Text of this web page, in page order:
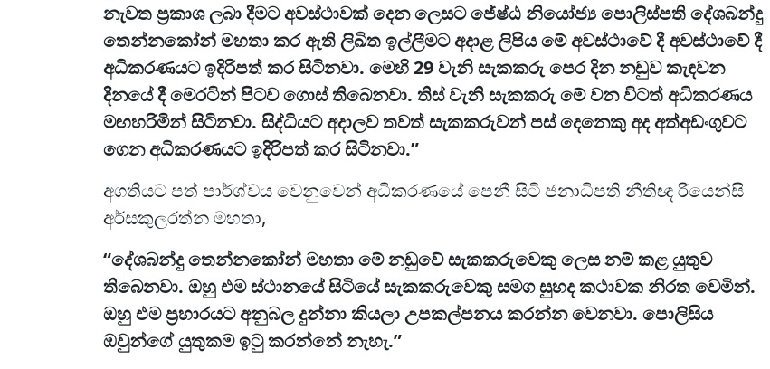
නැවත ප්‍රකාශ ලබා දීමට අවස්ථාවක් දෙන ලෙසට ජේෂ්ඨ නියෝජ්‍ය පොලිස්පති දේශබන්දු
තෙන්නකෝන් මහතා කර ඇති ලිඛිත ඉල්ලීමට අදාළ ලිපිය මේ අවස්ථාවේ දී අවස්ථාවේ දී
අධිකරණයට ඉදිරිපත් කර සිටිනවා. මෙහි 29 වැනි සැකකරු පෙර දින නඩුව කැඳවන
දිනයේ දී මෙරටින් පිටව ගොස් තිබෙනවා. තිස් වැනි සැකකරු මේ වන විටත් අධිකරණය
මඟහරිමින් සිටිනවා. සිද්ධියට අදාලව තවත් සැකකරුවන් පස් දෙනෙකු අද අත්අඩංගුවට
ගෙන අධිකරණයට ඉදිරිපත් කර සිටිනවා.”
අගතියට පත් පාර්ශ්වය වෙනුවෙන් අධිකරණයේ පෙනී සිටි ජනාධිපති නීතිඥ රියෙන්සි
අර්සකුලරත්න මහතා,
“දේශබන්දු තෙන්නකෝන් මහතා මේ නඩුවේ සැකකරුවෙකු ලෙස නම් කළ යුතුව
තිබෙනවා. ඔහු එම ස්ථානයේ සිටියේ සැකකරුවෙකු සමග සුහද කථාවක නිරත වෙමින්.
ඔහු එම ප්‍රහාරයට අනුබල දුන්නා කියලා උපකල්පනය කරන්න වෙනවා. පොලිසිය
ඔවුන්ගේ යුතුකම ඉටු කරන්නේ නැහැ.”